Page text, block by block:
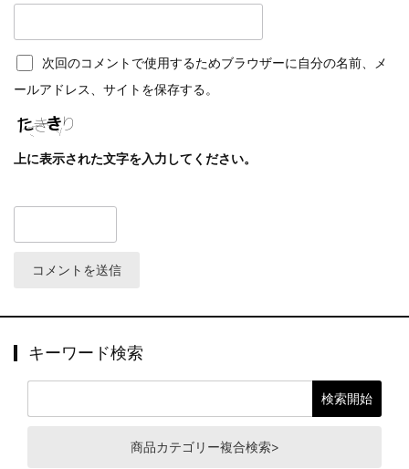
次回のコメントで使用するためブラウザーに自分の名前、メ
ールアドレス、サイトを保存する。
上に表示された文字を入力してください。
キーワード検索
商品カテゴリー複合検索>